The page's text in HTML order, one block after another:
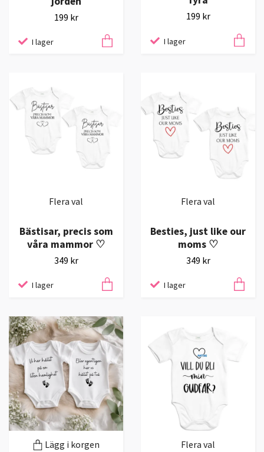
199 kr
I lager
199 kr
I lager
Flera val
Bästisar, precis som
våra mammor ♡
349 kr
I lager
Flera val
Besties, just like our
moms ♡
349 kr
I lager
Lägg i korgen Flera val